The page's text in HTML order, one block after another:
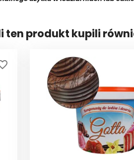
ten produkt kupili